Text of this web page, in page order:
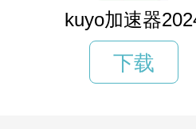
kuyo加速器
下载